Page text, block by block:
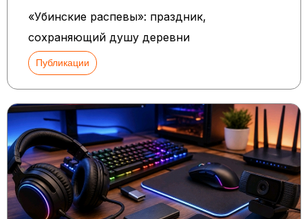
«Убинские распевы»: праздник,
сохраняющий душу деревни
Публикации